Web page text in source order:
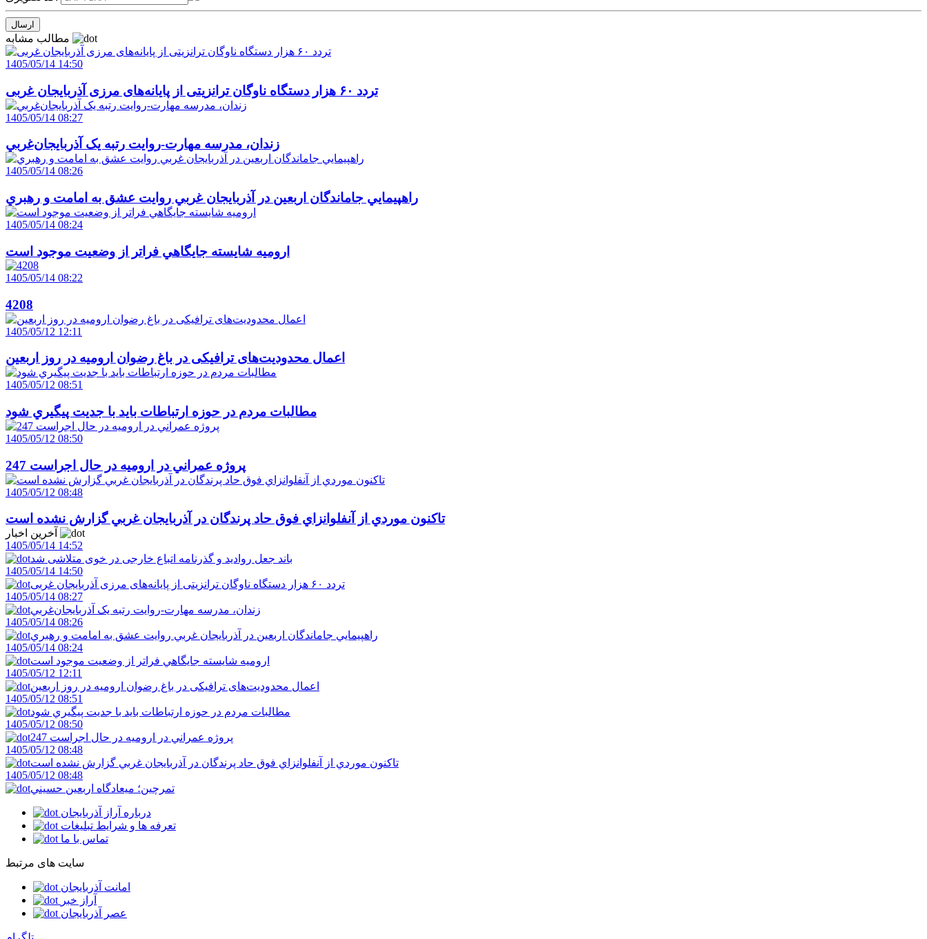
1405/05/14 14:50
تردد ۶۰ هزار دستگاه ناوگان ترانزیتی از پایانه‌های مرزی آذربایجان ‌غربی
1405/05/14 08:27
زندان، مدرسه مهارت-روايت رتبه يک آذربايجان‌غربي
1405/05/14 08:26
راهپيمايي جاماندگان اربعين در آذربايجان غربي روايت عشق به امامت و رهبري
1405/05/14 08:24
اروميه شايسته جايگاهي فراتر از وضعيت موجود است
1405/05/14 08:22
4208
1405/05/12 12:11
اعمال محدودیت‌های ترافیکی در باغ رضوان ارومیه در روز اربعین
1405/05/12 08:51
مطالبات مردم در حوزه ارتباطات بايد با جديت پيگيري شود
1405/05/12 08:50
247 پروژه عمراني در اروميه در حال اجراست
1405/05/12 08:48
تاکنون موردي از آنفلوانزاي فوق حاد پرندگان در آذربايجان غربي گزارش نشده است
1405/05/14 14:52
باند جعل روادید و گذرنامه اتباع خارجی در خوی متلاشی شد
1405/05/14 14:50
تردد ۶۰ هزار دستگاه ناوگان ترانزیتی از پایانه‌های مرزی آذربایجان ‌غربی
1405/05/14 08:27
زندان، مدرسه مهارت-روايت رتبه يک آذربايجان‌غربي
1405/05/14 08:26
راهپيمايي جاماندگان اربعين در آذربايجان غربي روايت عشق به امامت و رهبري
1405/05/14 08:24
اروميه شايسته جايگاهي فراتر از وضعيت موجود است
1405/05/12 12:11
اعمال محدودیت‌های ترافیکی در باغ رضوان ارومیه در روز اربعین
1405/05/12 08:51
مطالبات مردم در حوزه ارتباطات بايد با جديت پيگيري شود
1405/05/12 08:50
247 پروژه عمراني در اروميه در حال اجراست
1405/05/12 08:48
تاکنون موردي از آنفلوانزاي فوق حاد پرندگان در آذربايجان غربي گزارش نشده است
1405/05/12 08:48
تمرچين؛ ميعادگاه اربعين حسيني
درباره آراز آذربایجان
تعرفه ها و شرایط تبلیغات
تماس با ما
سایت های مرتبط
امانت آذربایجان
آراز خبر
عصر آذربایجان